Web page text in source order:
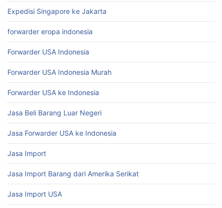
Expedisi Singapore ke Jakarta
forwarder eropa indonesia
Forwarder USA Indonesia
Forwarder USA Indonesia Murah
Forwarder USA ke Indonesia
Jasa Beli Barang Luar Negeri
Jasa Forwarder USA ke Indonesia
Jasa Import
Jasa Import Barang dari Amerika Serikat
Jasa Import USA